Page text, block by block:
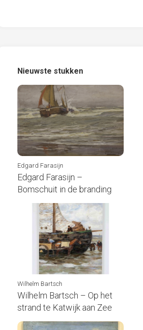
Nieuwste stukken
Edgard Farasijn
Edgard Farasijn –
Bomschuit in de branding
Wilhelm Bartsch
Wilhelm Bartsch – Op het
strand te Katwijk aan Zee